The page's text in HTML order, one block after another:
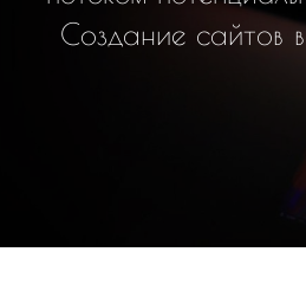
Создание сайтов в